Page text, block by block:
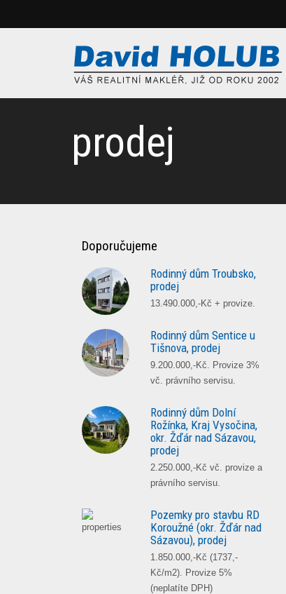
prodej
Doporučujeme
Rodinný dům Troubsko,
prodej
13.490.000,-Kč + provize.
Rodinný dům Sentice u
Tišnova, prodej
9.200.000,-Kč. Provize 3%
vč. právního servisu.
Rodinný dům Dolní
Rožínka, Kraj Vysočina,
okr. Žďár nad Sázavou,
prodej
2.250.000,-Kč vč. provize a
právního servisu.
Pozemky pro stavbu RD
Koroužné (okr. Žďár nad
Sázavou), prodej
1.850.000,-Kč (1737,-
Kč/m2). Provize 5%
(neplatíte DPH)